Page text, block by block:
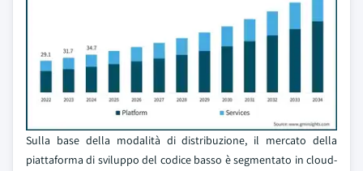
Sulla base della modalità di distribuzione, il mercato della
piattaforma di sviluppo del codice basso è segmentato in cloud-